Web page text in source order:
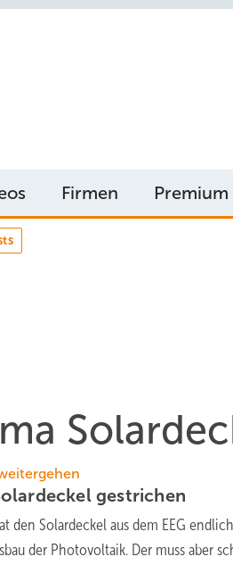
Firmen Premium
gestrichen
den Solardeckel aus dem EEG
der Photovoltaik. Der muss aber